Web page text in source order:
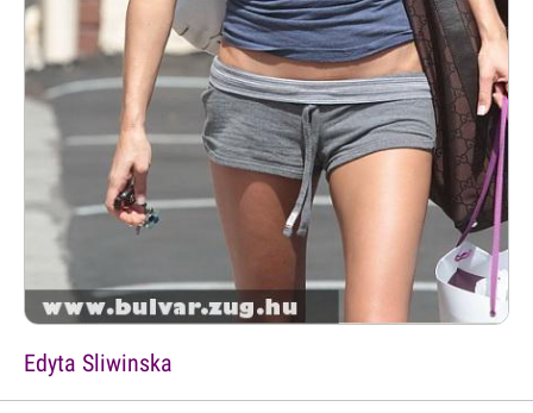
Edyta Sliwinska